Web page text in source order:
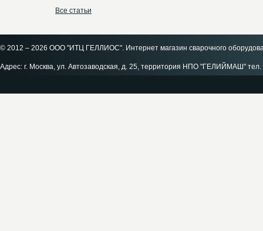
Все статьи
© 2012 – 2026 ООО "ИТЦ ГЕЛЛИОС". Интернет магазин сварочного
Адрес: г. Москва, ул. Автозаводская, д. 25, территория НПО "ГЕЛИЙМАШ"